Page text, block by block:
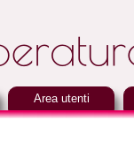
Area utenti